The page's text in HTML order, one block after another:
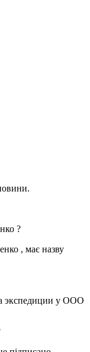
?
, має назву
экспедиции у ООО